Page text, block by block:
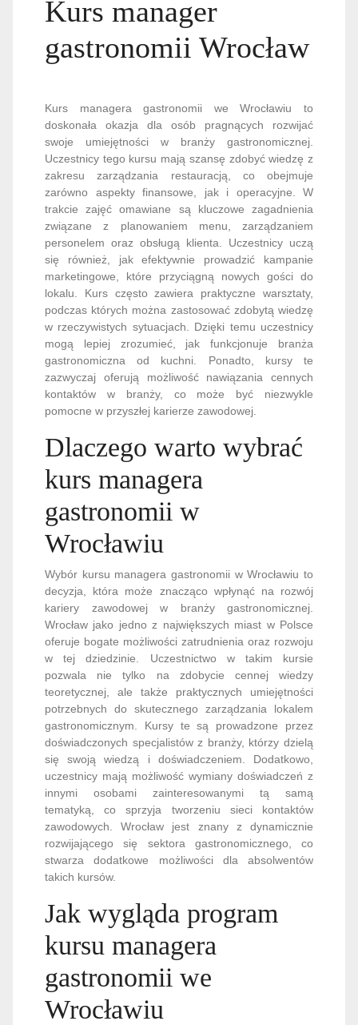
Kurs manager
gastronomii Wrocław
Kurs managera gastronomii we Wrocławiu to
doskonała okazja dla osób pragnących rozwijać
swoje umiejętności w branży gastronomicznej.
Uczestnicy tego kursu mają szansę zdobyć wiedzę z
zakresu zarządzania restauracją, co obejmuje
zarówno aspekty finansowe, jak i operacyjne. W
trakcie zajęć omawiane są kluczowe zagadnienia
związane z planowaniem menu, zarządzaniem
personelem oraz obsługą klienta. Uczestnicy uczą
się również, jak efektywnie prowadzić kampanie
marketingowe, które przyciągną nowych gości do
lokalu. Kurs często zawiera praktyczne warsztaty,
podczas których można zastosować zdobytą wiedzę
w rzeczywistych sytuacjach. Dzięki temu uczestnicy
mogą lepiej zrozumieć, jak funkcjonuje branża
gastronomiczna od kuchni. Ponadto, kursy te
zazwyczaj oferują możliwość nawiązania cennych
kontaktów w branży, co może być niezwykle
pomocne w przyszłej karierze zawodowej.
Dlaczego warto wybrać
kurs managera
gastronomii w
Wrocławiu
Wybór kursu managera gastronomii w Wrocławiu to
decyzja, która może znacząco wpłynąć na rozwój
kariery zawodowej w branży gastronomicznej.
Wrocław jako jedno z największych miast w Polsce
oferuje bogate możliwości zatrudnienia oraz rozwoju
w tej dziedzinie. Uczestnictwo w takim kursie
pozwala nie tylko na zdobycie cennej wiedzy
teoretycznej, ale także praktycznych umiejętności
potrzebnych do skutecznego zarządzania lokalem
gastronomicznym. Kursy te są prowadzone przez
doświadczonych specjalistów z branży, którzy dzielą
się swoją wiedzą i doświadczeniem. Dodatkowo,
uczestnicy mają możliwość wymiany doświadczeń z
innymi osobami zainteresowanymi tą samą
tematyką, co sprzyja tworzeniu sieci kontaktów
zawodowych. Wrocław jest znany z dynamicznie
rozwijającego się sektora gastronomicznego, co
stwarza dodatkowe możliwości dla absolwentów
takich kursów.
Jak wygląda program
kursu managera
gastronomii we
Wrocławiu